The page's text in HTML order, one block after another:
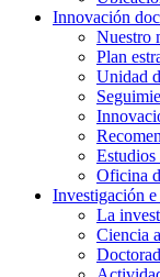
Innovación
Nuestro
Plan
Unidad
Oficina
Investigación
La
Ciencia